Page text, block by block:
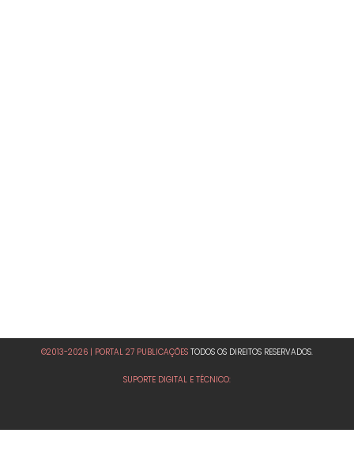
©2013-2026 | PORTAL 27 PUBLICAÇÕES TODOS OS DIREITOS RESERVADOS.
SUPORTE DIGITAL E TÉCNICO: